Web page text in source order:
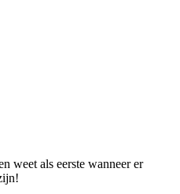
weet als eerste wanneer er